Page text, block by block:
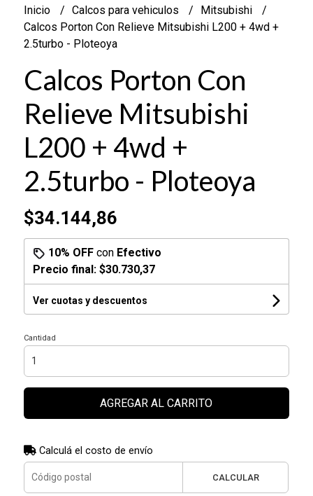
Inicio Calcos para vehiculos
Mitsubishi
Calcos Porton Con Relieve Mitsubishi L200 + 4wd +
2.5turbo - Ploteoya
Calcos Porton Con
Relieve Mitsubishi
L200 + 4wd +
2.5turbo - Ploteoya
$34.144,86
10% OFFcon Efectivo
Precio final: $30.730,37
Ver cuotas y descuentos
Cantidad
AGREGAR AL CARRITO
Calculá el costo de envío
CALCULAR